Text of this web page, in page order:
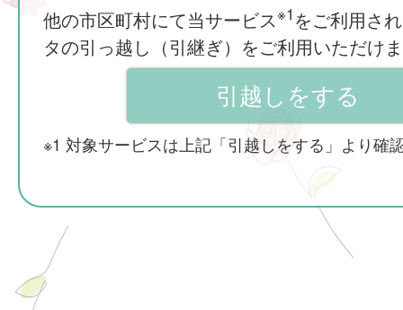
他の市区町村にて当サービス※1 をご利用さ
タの引っ越し（引継ぎ）をご利用いただけ
※1 対象サービスは上記「引越しをする」より確